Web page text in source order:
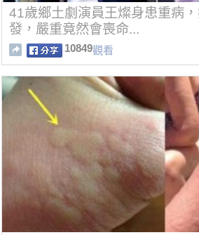
41歲鄉土劇演員王燦身患重病
發，嚴重竟然會喪命...
10849觀看